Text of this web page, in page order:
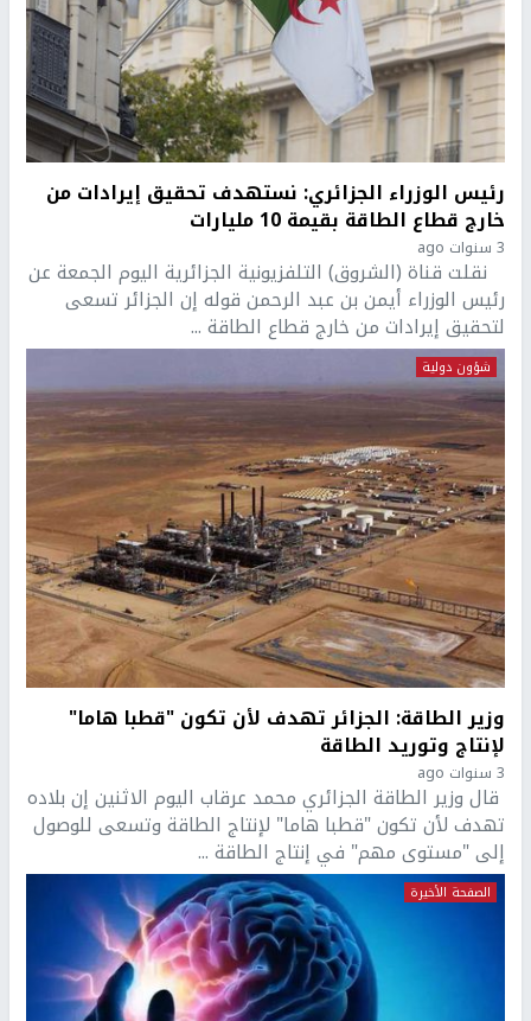
رئيس الوزراء الجزائري: نستهدف تحقيق إيرادات من
خارج قطاع الطاقة بقيمة 10 مليارات
3 سنوات ago
نقلت قناة (الشروق) التلفزيونية الجزائرية اليوم الجمعة عن
رئيس الوزراء أيمن بن عبد الرحمن قوله إن الجزائر تسعى
لتحقيق إيرادات من خارج قطاع الطاقة ...
شؤون دولية
وزير الطاقة: الجزائر تهدف لأن تكون "قطبا هاما"
لإنتاج وتوريد الطاقة
3 سنوات ago
قال وزير الطاقة الجزائري محمد عرقاب اليوم الاثنين إن بلاده
تهدف لأن تكون "قطبا هاما" لإنتاج الطاقة وتسعى للوصول
إلى "مستوى مهم" في إنتاج الطاقة ...
الصفحة الأخيرة